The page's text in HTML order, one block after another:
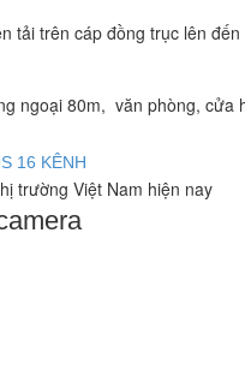
tải trên cáp đồng trục lên
ngoại 80m, văn phòng, cửa
16 KÊNH
trường Việt Nam hiện nay